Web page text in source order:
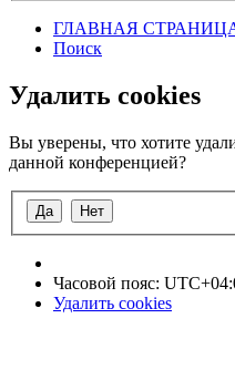
ГЛАВНАЯ
Поиск
Удалить cookies
Вы уверены, что хотите
данной конференцией?
Часовой пояс:
Удалить cookies